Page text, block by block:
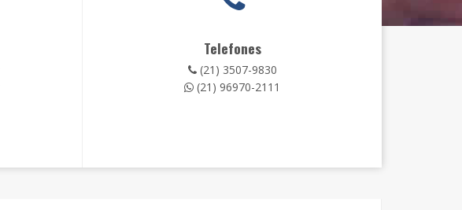
Telefones
(21) 3507-9830
(21) 96970-2111